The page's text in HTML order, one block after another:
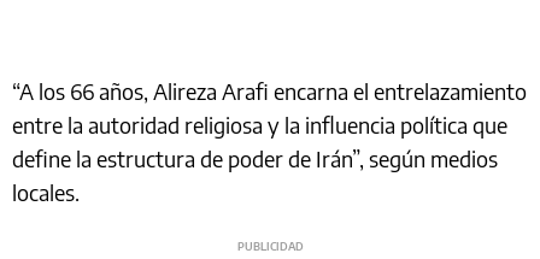
“A los 66 años, Alireza Arafi encarna el entrelazamiento
entre la autoridad religiosa y la influencia política que
define la estructura de poder de Irán”, según medios
locales.